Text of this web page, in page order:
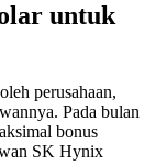
untuk
perusahaan,
Pada bulan
bonus
SK Hynix